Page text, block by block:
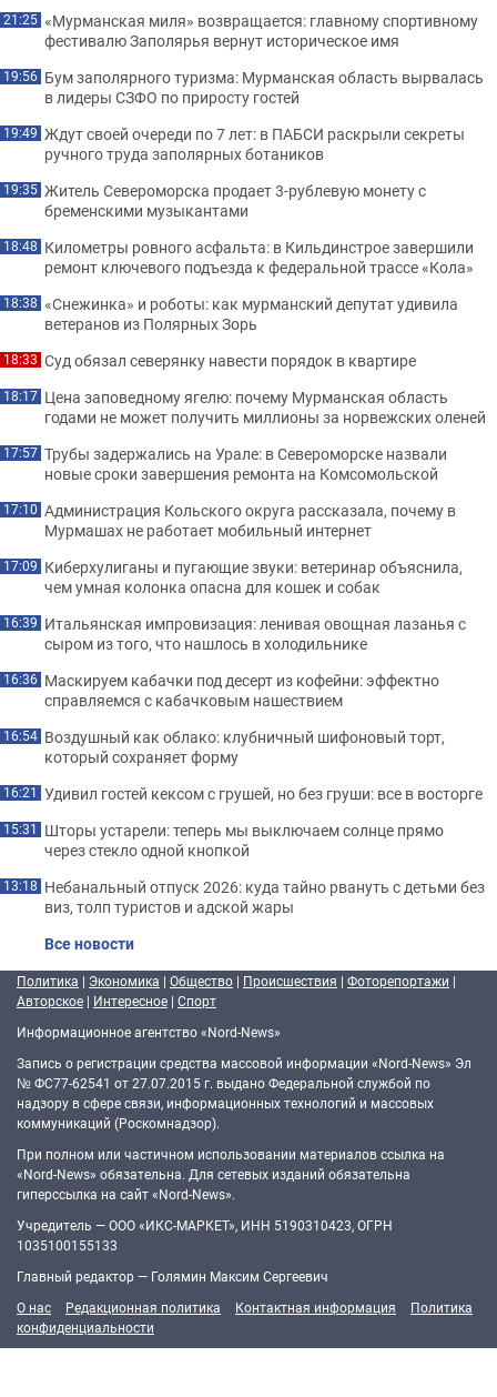
21:25 «Мурманская миля» возвращается: главному спортивному
фестивалю Заполярья вернут историческое имя
19:56 Бум заполярного туризма: Мурманская область вырвалась
в лидеры СЗФО по приросту гостей
19:49 Ждут своей очереди по 7 лет: в ПАБСИ раскрыли секреты
ручного труда заполярных ботаников
19:35 Житель Североморска продает 3-рублевую монету с
бременскими музыкантами
18:48 Километры ровного асфальта: в Кильдинстрое завершили
ремонт ключевого подъезда к федеральной трассе «Кола»
18:38 «Снежинка» и роботы: как мурманский депутат удивила
ветеранов из Полярных Зорь
18:33 Суд обязал северянку навести порядок в квартире
18:17 Цена заповедному ягелю: почему Мурманская область
годами не может получить миллионы за норвежских оленей
17:57 Трубы задержались на Урале: в Североморске назвали
новые сроки завершения ремонта на Комсомольской
17:10 Администрация Кольского округа рассказала, почему в
Мурмашах не работает мобильный интернет
17:09 Киберхулиганы и пугающие звуки: ветеринар объяснила,
чем умная колонка опасна для кошек и собак
16:39 Итальянская импровизация: ленивая овощная лазанья с
сыром из того, что нашлось в холодильнике
16:36 Маскируем кабачки под десерт из кофейни: эффектно
справляемся с кабачковым нашествием
16:54 Воздушный как облако: клубничный шифоновый торт,
который сохраняет форму
16:21 Удивил гостей кексом с грушей, но без груши: все в восторге
15:31 Шторы устарели: теперь мы выключаем солнце прямо
через стекло одной кнопкой
13:18 Небанальный отпуск 2026: куда тайно рвануть с детьми без
виз, толп туристов и адской жары
Все новости
Политика | Экономика | Общество | Происшествия | Фоторепортажи |
Авторское | Интересное | Спорт
Информационное агентство «Nord-News»
Запись о регистрации средства массовой информации «Nord-News» Эл
№ ФС77-62541 от 27.07.2015 г. выдано Федеральной службой по
надзору в сфере связи, информационных технологий и массовых
коммуникаций (Роскомнадзор).
При полном или частичном использовании материалов ссылка на
«Nord-News» обязательна. Для сетевых изданий обязательна
гиперссылка на сайт «Nord-News».
Учредитель — ООО «ИКС-МАРКЕТ», ИНН 5190310423, ОГРН
1035100155133
Главный редактор — Голямин Максим Сергеевич
О нас
Редакционная политика Контактная информация
Политика
конфиденциальности